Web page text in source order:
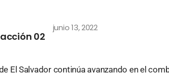
02
junio 13, 2022
El Salvador continúa avanzando en el